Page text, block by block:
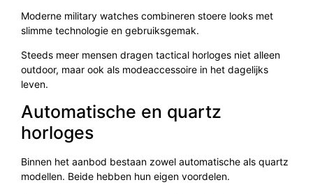
Moderne military watches combineren stoere looks met
slimme technologie en gebruiksgemak.
Steeds meer mensen dragen tactical horloges niet alleen
outdoor, maar ook als modeaccessoire in het dagelijks
leven.
Automatische en quartz
horloges
Binnen het aanbod bestaan zowel automatische als quartz
modellen. Beide hebben hun eigen voordelen.